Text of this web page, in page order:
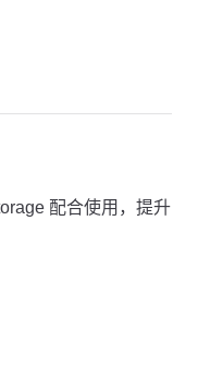
配合使用，提升